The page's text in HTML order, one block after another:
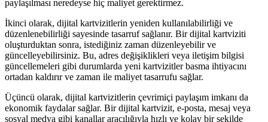
paylaşılması neredeyse hiç maliyet gerektirmez.
İkinci olarak, dijital kartvizitlerin yeniden kullanılabilirliği ve
düzenlenebilirliği sayesinde tasarruf sağlanır. Bir dijital kartviziti
oluşturduktan sonra, istediğiniz zaman düzenleyebilir ve
güncelleyebilirsiniz. Bu, adres değişiklikleri veya iletişim bilgisi
güncellemeleri gibi durumlarda yeni kartvizitler basma ihtiyacını
ortadan kaldırır ve zaman ile maliyet tasarrufu sağlar.
Üçüncü olarak, dijital kartvizitlerin çevrimiçi paylaşım imkanı da
ekonomik faydalar sağlar. Bir dijital kartvizit, e-posta, mesaj veya
sosyal medya gibi kanallar aracılığıyla hızlı ve kolay bir şekilde